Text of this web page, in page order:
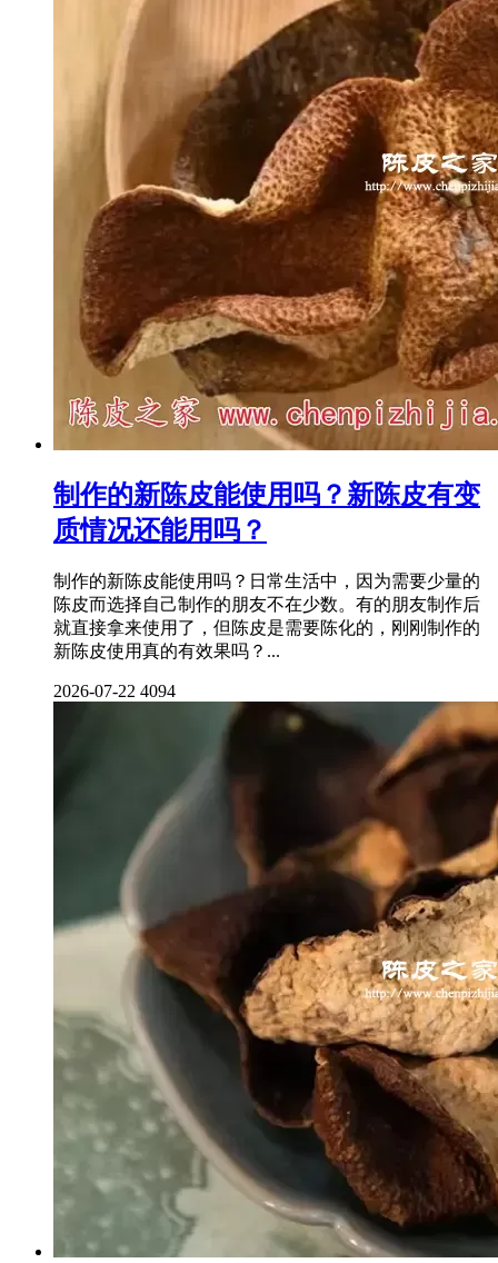
制作的新陈皮能使用吗？新陈皮有变
质情况还能用吗？
制作的新陈皮能使用吗？日常生活中，因为需要少量的
陈皮而选择自己制作的朋友不在少数。有的朋友制作后
就直接拿来使用了，但陈皮是需要陈化的，刚刚制作的
新陈皮使用真的有效果吗？...
2026-07-22 4094